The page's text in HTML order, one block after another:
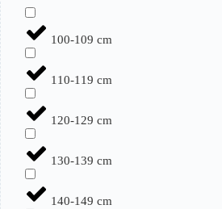
100-109 cm
110-119 cm
120-129 cm
130-139 cm
140-149 cm